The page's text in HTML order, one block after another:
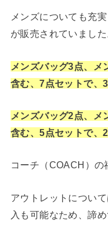
メンズについても充
が販売されていました
メンズバッグ3点、メ
含む、7点セットで、
メンズバッグ2点、メ
含む、5点セットで、
コーチ（COACH）の
アウトレットについ
入も可能なため、諦